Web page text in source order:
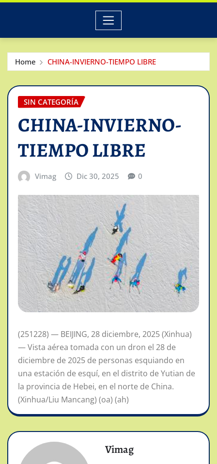
Home CHINA-INVIERNO-TIEMPO LIBRE
SIN CATEGORÍA
CHINA-INVIERNO-
TIEMPO LIBRE
Vimag Dic 30, 2025 0
(251228) — BEIJING, 28 diciembre, 2025 (Xinhua)
— Vista aérea tomada con un dron el 28 de
diciembre de 2025 de personas esquiando en
una estación de esquí, en el distrito de Yutian de
la provincia de Hebei, en el norte de China.
(Xinhua/Liu Mancang) (oa) (ah)
Vimag